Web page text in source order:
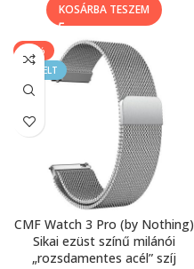
KOSÁRBA TESZEM
-33%
KIEMELT
CMF Watch 3 Pro (by Nothing)
Sikai ezüst színű milánói
„rozsdamentes acél” szíj